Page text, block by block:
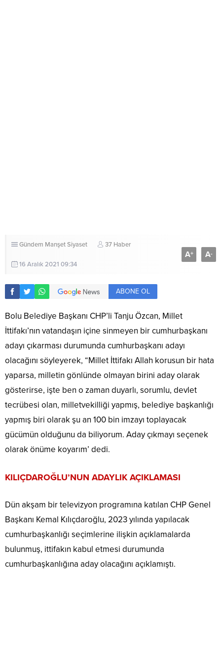
Gündem ManşetSiyaset 37 Haber
16 Aralık 2021 09:34
A+ A-
ABONE OL
Bolu Belediye Başkanı CHP’li Tanju Özcan, Millet
İttifakı’nın vatandaşın içine sinmeyen bir cumhurbaşkanı
adayı çıkarması durumunda cumhurbaşkanı adayı
olacağını söyleyerek, “Millet İttifakı Allah korusun bir hata
yaparsa, milletin gönlünde olmayan birini aday olarak
gösterirse, işte ben o zaman duyarlı, sorumlu, devlet
tecrübesi olan, milletvekilliği yapmış, belediye başkanlığı
yapmış biri olarak şu an 100 bin imzayı toplayacak
gücümün olduğunu da biliyorum. Aday çıkmayı seçenek
olarak önüme koyarım’ dedi.
KILIÇDAROĞLU’NUN ADAYLIK AÇIKLAMASI
Dün akşam bir televizyon programına katılan CHP Genel
Başkanı Kemal Kılıçdaroğlu, 2023 yılında yapılacak
cumhurbaşkanlığı seçimlerine ilişkin açıklamalarda
bulunmuş, ittifakın kabul etmesi durumunda
cumhurbaşkanlığına aday olacağını açıklamıştı.